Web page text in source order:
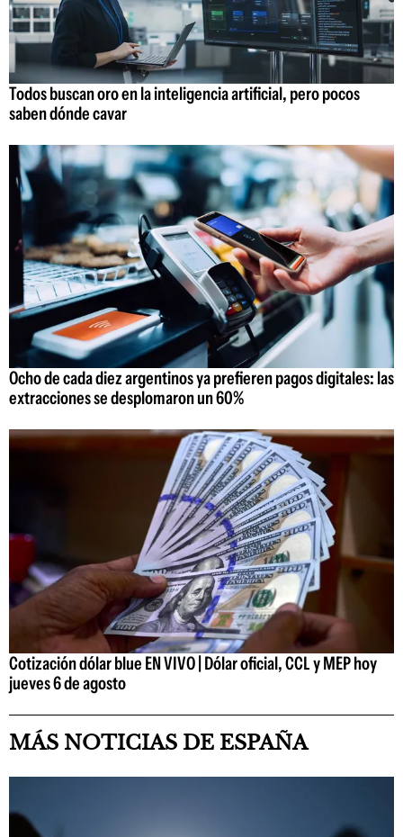
Todos buscan oro en la inteligencia artificial, pero pocos
saben dónde cavar
Ocho de cada diez argentinos ya prefieren pagos digitales: las
extracciones se desplomaron un 60%
Cotización dólar blue EN VIVO | Dólar oficial, CCL y MEP hoy
jueves 6 de agosto
MÁS NOTICIAS DE ESPAÑA